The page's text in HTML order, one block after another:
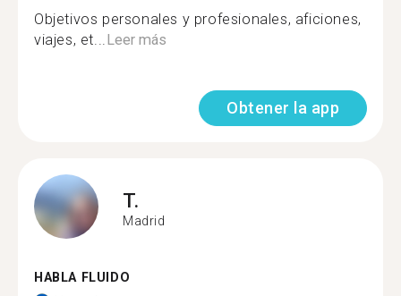
Objetivos personales y profesionales, aficiones,
viajes, et...Leer más
Obtener la app
T.
Madrid
HABLA FLUIDO